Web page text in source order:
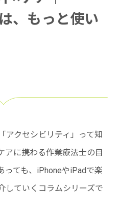
、もっと使い
アクセシビリティ」って知
アに携わる作業療法士の目
っても、iPhoneやiPadで楽
していくコラムシリーズで